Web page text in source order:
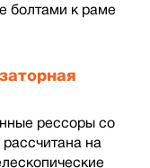
болтами к раме
рессоры со
на